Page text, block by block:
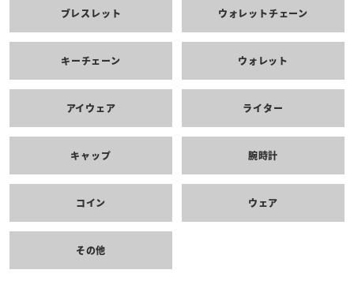
ブレスレット ウォレットチェーン
キーチェーン ウォレット
アイウェア ライター
キャップ 腕時計
コイン ウェア
その他